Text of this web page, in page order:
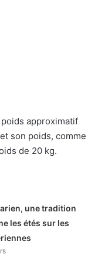
approximatif
son poids, comme
de 20 kg.
une tradition
les étés sur les